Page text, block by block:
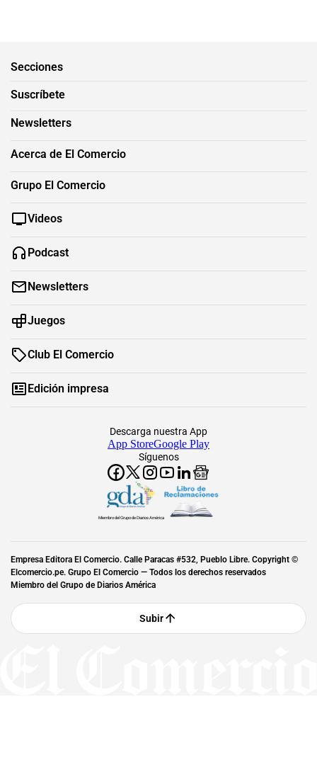
Secciones
Suscríbete
Newsletters
Acerca de El Comercio
Grupo El Comercio
Videos
Podcast
Newsletters
Juegos
Club El Comercio
Edición impresa
Síguenos
Descarga nuestra App
App StoreGoogle Play
Miembro del Grupo de Diarios América
Empresa Editora El Comercio. Calle Paracas #532, Pueblo Libre. Copyright ©
Elcomercio.pe. Grupo El Comercio — Todos los derechos reservados
Miembro del Grupo de Diarios América
Subir